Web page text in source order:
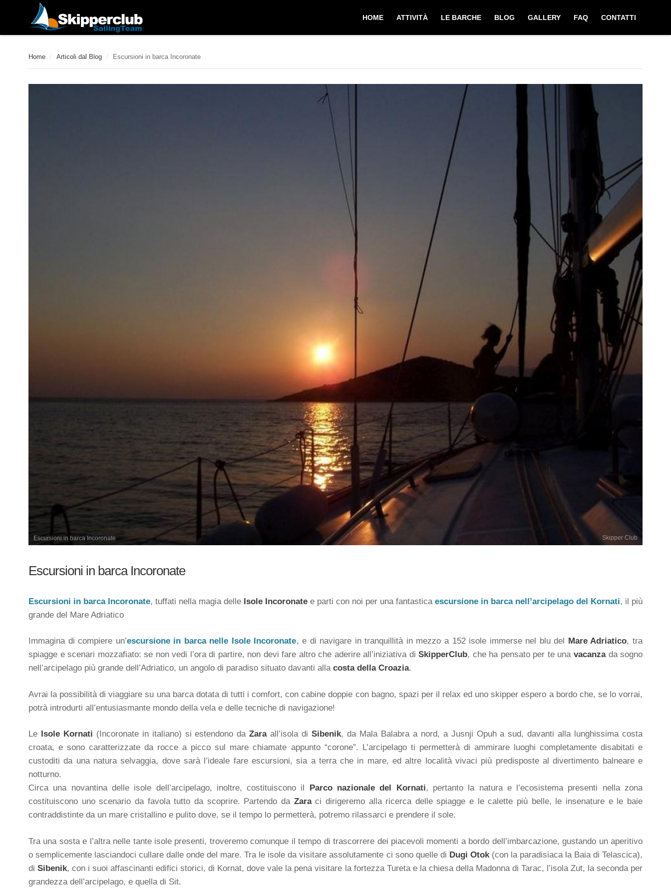
Home / Articoli dal Blog / Escursioni in barca Incoronate
Escursioni in barca Incoronate Skipper Club
Escursioni in barca Incoronate
Escursioni in barca Incoronate, tuffati nella magia delle Isole Incoronate e parti con noi per una fantastica escursione in barca nell’arcipelago del Kornati, il più
grande del Mare Adriatico
Immagina di compiere un’escursione in barca nelle Isole Incoronate, e di navigare in tranquillità in mezzo a 152 isole immerse nel blu del Mare Adriatico, tra
spiagge e scenari mozzafiato: se non vedi l’ora di partire, non devi fare altro che aderire all’iniziativa diSkipperClub, che ha pensato per te una vacanzada sogno
nell’arcipelago più grande dell’Adriatico, un angolo di paradiso situato davanti alla costa della Croazia.
Avrai la possibilità di viaggiare su una barca dotata di tutti i comfort, con cabine doppie con bagno, spazi per il relax ed uno skipper espero a bordo che, se lo vorrai,
potrà introdurti all’entusiasmante mondo della vela e delle tecniche di navigazione!
Le Isole Kornati (Incoronate in italiano) si estendono daZaraall’isola diSibenik, da Mala Balabra a nord, a Jusnji Opuh a sud, davanti alla lunghissima costa
croata, e sono caratterizzate da rocce a picco sul mare chiamate appunto “corone”. L’arcipelago ti permetterà di ammirare luoghi completamente disabitati e
custoditi da una natura selvaggia, dove sarà l’ideale fare escursioni, sia a terra che in mare, ed altre località vivaci più predisposte al divertimento balneare e
notturno.
Circa una novantina delle isole dell’arcipelago, inoltre, costituiscono il Parco nazionale del Kornati, pertanto la natura e l’ecosistema presenti nella zona
costituiscono uno scenario da favola tutto da scoprire. Partendo da Zaraci dirigeremo alla ricerca delle spiagge e le calette più belle, le insenature e le baie
contraddistinte da un mare cristallino e pulito dove, se il tempo lo permetterà, potremo rilassarci e prendere il sole.
Tra una sosta e l’altra nelle tante isole presenti, troveremo comunque il tempo di trascorrere dei piacevoli momenti a bordo dell’imbarcazione, gustando un aperitivo
o semplicemente lasciandoci cullare dalle onde del mare. Tra le isole da visitare assolutamente ci sono quelle di Dugi Otok(con la paradisiaca la Baia di Telascica),
diSibenik, con i suoi affascinanti edifici storici, di Kornat, dove vale la pena visitare la fortezza Tureta e la chiesa della Madonna di Tarac, l’isola Zut, la seconda per
grandezza dell’arcipelago, e quella di Sit.
HOME ATTIVITÀ LE BARCHE BLOG GALLERY FAQ CONTATTI